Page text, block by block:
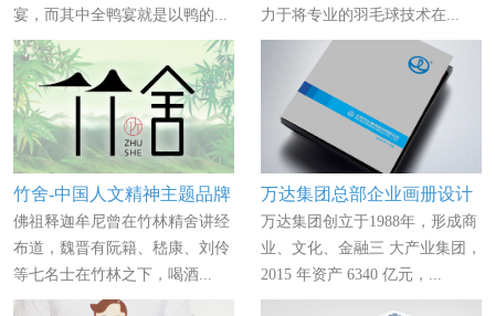
宴，而其中全鸭宴就是以鸭的...
力于将专业的羽毛球技术在...
竹舍-中国人文精神主题品牌
佛祖释迦牟尼曾在竹林精舍讲经
布道，魏晋有阮籍、嵇康、刘伶
等七名士在竹林之下，喝酒...
万达集团总部企业画册设计
万达集团创立于1988年，形成商
业、文化、金融三 大产业集团，
2015 年资产 6340 亿元，...